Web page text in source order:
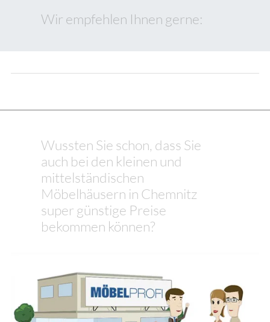
Wir empfehlen Ihnen gerne:
Wussten Sie schon, dass Sie
auch bei den kleinen und
mittelständischen
Möbelhäusern in Chemnitz
super günstige Preise
bekommen können?